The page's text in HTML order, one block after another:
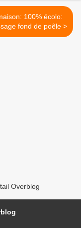
100% écolo:
décrassage fond de poêle >
Overblog